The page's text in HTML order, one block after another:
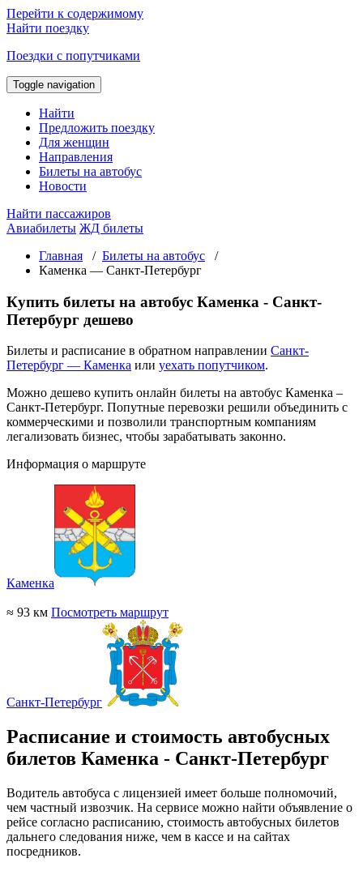
Перейти к содержимому
Найти поездку
Поездки с попутчиками
Toggle navigation
Найти
Предложить поездку
Для женщин
Направления
Билеты на автобус
Новости
Найти пассажиров
Авиабилеты ЖД билеты
Главная / Билеты на автобус /
Каменка — Санкт-Петербург
Купить билеты на автобус Каменка - Санкт-
Петербург дешево
Билеты и расписание в обратном направлении Санкт-
Петербург — Каменка или уехать попутчиком.
Можно дешево купить онлайн билеты на автобус Каменка –
Санкт-Петербург. Попутные перевозки решили объединить с
коммерческими и позволили транспортным компаниям
легализовать бизнес, чтобы зарабатывать законно.
Информация о маршруте
Каменка
≈ 93 км Посмотреть маршрут
Санкт-Петербург
Расписание и стоимость автобусных
билетов Каменка - Санкт-Петербург
Водитель автобуса с лицензией имеет больше полномочий,
чем частный извозчик. На сервисе можно найти объявление о
рейсе согласно расписанию, стоимость автобусных билетов
дальнего следования ниже, чем в кассе и на сайтах
посредников.